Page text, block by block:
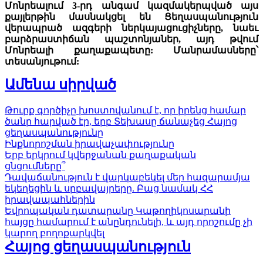
Մոնրեալում 3-րդ անգամ կազմակերպված այս
քայլերթին մասնակցել են Ցեղասպանություն
վերապրած ազգերի ներկայացուցիչները, նաեւ
բարձրաստիճան պաշտոնյաներ, այդ թվում
Մոնրեալի քաղաքապետը: Մանրամասները՝
տեսանյութում:
Ամենա սիրված
Թուրք գործիչը խոստովանում է, որ իրենց համար
ծանր հարված էր, երբ Տեխասը ճանաչեց Հայոց
ցեղասպանությունը
Ինքնորոշման իրավաչափությունը
Երբ երկրում կվերջանան քաղաքական
ցնցումները՞
Դավաճանություն է վարկաբեկել մեր հազարամյա
եկեղեցին և սրբավայրերը. Բաց նամակ ՀՀ
իրավապահներին
Եվրոպական դատարանը Կաթողիկոսարանի
հայցը համարում է անընդունելի, և այդ որոշումը չի
կարող բողոքարկվել
Հայոց ցեղասպանություն